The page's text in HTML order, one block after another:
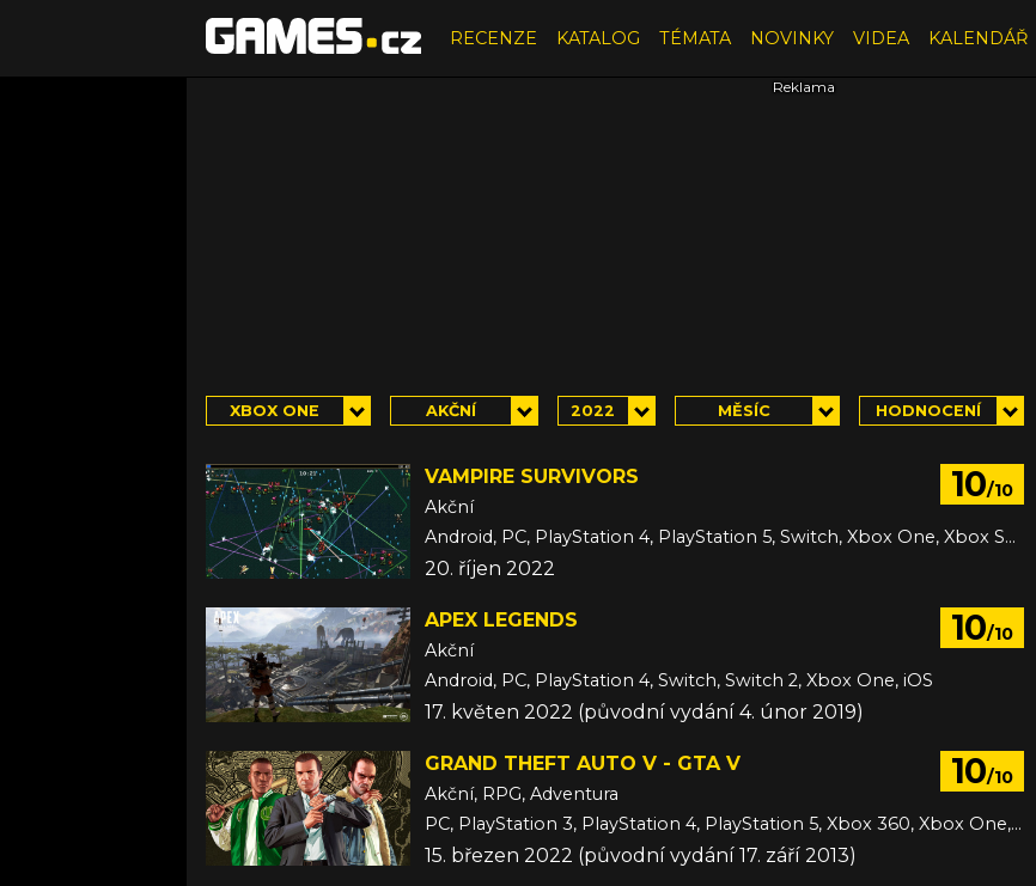
RECENZE KATALOG TÉMATA NOVINKY VIDEA KALENDÁŘ
XBOX ONE AKČNÍ 2022 MĚSÍC HODNOCENÍ
10/10
VAMPIRE SURVIVORS
Akční
Android, PC, PlayStation 4, PlayStation 5, Switch, Xbox One, Xbox Series, iOS
20. říjen 2022
10/10
APEX LEGENDS
Akční
Android, PC, PlayStation 4, Switch, Switch 2, Xbox One, iOS
17. květen 2022 (původní vydání 4. únor 2019)
10/10
GRAND THEFT AUTO V - GTA V
Akční, RPG, Adventura
PC, PlayStation 3, PlayStation 4, PlayStation 5, Xbox 360, Xbox One, Xbox Series
15. březen 2022 (původní vydání 17. září 2013)